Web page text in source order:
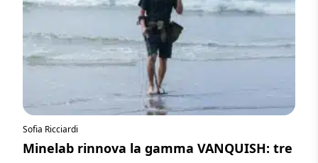
Sofia Ricciardi
Minelab rinnova la gamma VANQUISH: tre